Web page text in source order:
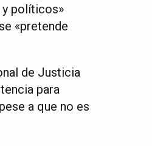
y políticos»
«pretende
de Justicia
para
a que no es